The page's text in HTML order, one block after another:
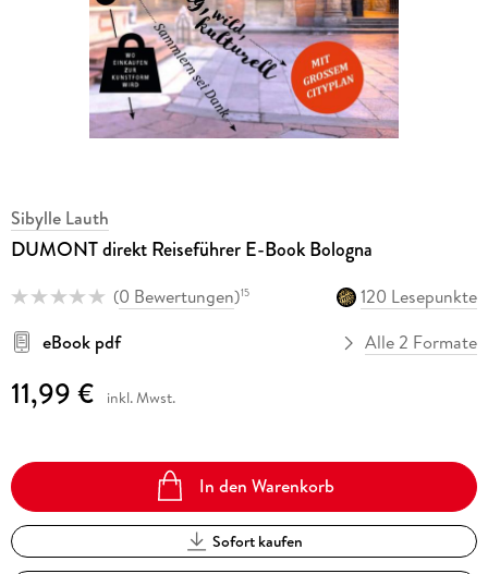
Sibylle Lauth
DUMONT direkt Reiseführer E-Book Bologna
(0 Bewertungen)15
120 Lesepunkte
eBook pdf
Alle 2 Formate
11,99 € inkl. Mwst.
In den Warenkorb
Sofort kaufen